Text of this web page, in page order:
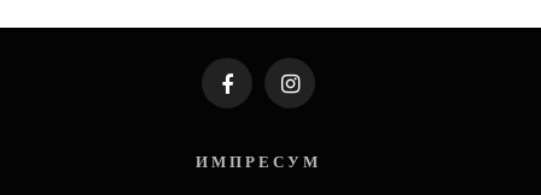
FacebookInstagram
И М П Р Е С У М